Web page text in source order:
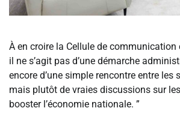
‎À en croire la Cellule de communication
il ne s’agit pas d’une démarche
encore d’une simple rencontre entre les
mais plutôt de vraies discussions sur
booster l’économie nationale. ”